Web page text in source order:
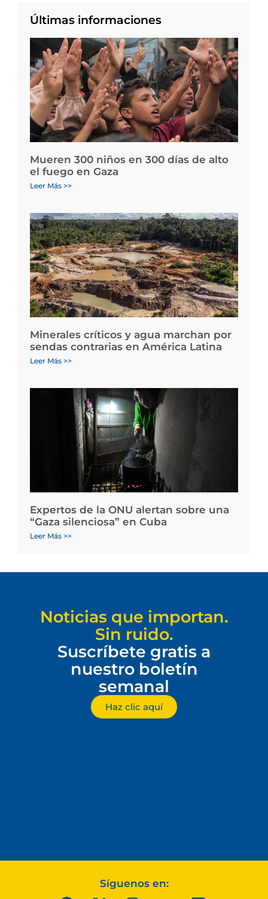
Últimas informaciones
Mueren 300 niños en 300 días de alto
el fuego en Gaza
Leer Más >>
Minerales críticos y agua marchan por
sendas contrarias en América Latina
Leer Más >>
Expertos de la ONU alertan sobre una
“Gaza silenciosa” en Cuba
Leer Más >>
Noticias que importan.
Sin ruido.
Suscríbete gratis a
nuestro boletín
semanal
Haz clic aquí
Síguenos en: